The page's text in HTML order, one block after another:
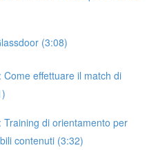
(3:08)
effettuare il match di
Training di orientamento per
contenuti (3:32)